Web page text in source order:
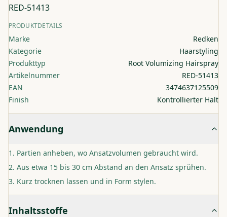
RED-51413
PRODUKTDETAILS
Marke
Redken
Kategorie
Haarstyling
Produkttyp
Root Volumizing Hairspray
Artikelnummer
RED-51413
EAN
3474637125509
Finish
Kontrollierter Halt
Anwendung
Partien anheben, wo Ansatzvolumen gebraucht wird.
Aus etwa 15 bis 30 cm Abstand an den Ansatz sprühen.
Kurz trocknen lassen und in Form stylen.
Inhaltsstoffe